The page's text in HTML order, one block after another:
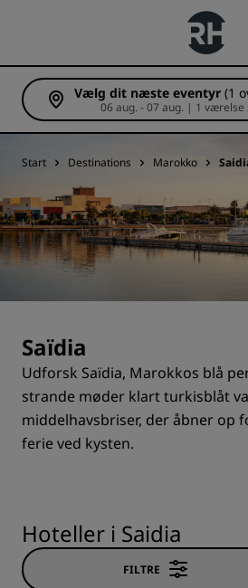
Vælg dit næste eventyr (1
Start Destinations Marokko
Saïdia
Udforsk Saïdia, Marokkos blå
strande møder klart turkisblåt
middelhavsbriser, der åbner op
ferie ved kysten.
Hoteller i Saidia
FILTRE